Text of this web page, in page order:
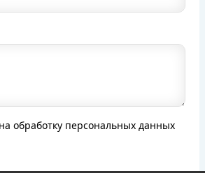
обработку персональных данных